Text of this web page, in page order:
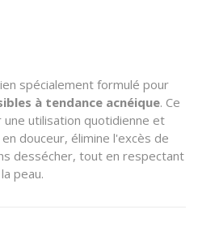
spécialement formulé pour
à tendance acnéique. Ce
utilisation quotidienne et
douceur, élimine l'excès de
dessécher, tout en respectant
peau.